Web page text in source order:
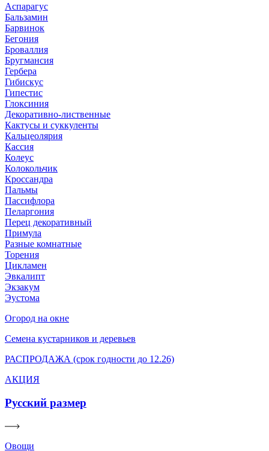
Аспарагус
Бальзамин
Барвинок
Бегония
Броваллия
Бругмансия
Гербера
Гибискус
Гипестис
Глоксиния
Декоративно-лиственные
Кактусы и суккуленты
Кальцеолярия
Кассия
Колеус
Колокольчик
Кроссандра
Пальмы
Пассифлора
Пеларгония
Перец декоративный
Примула
Разные комнатные
Торения
Цикламен
Эвкалипт
Экзакум
Эустома
Огород на окне
Семена кустарников и деревьев
РАСПРОДАЖА (срок годности до 12.26)
АКЦИЯ
Русский размер
Овощи